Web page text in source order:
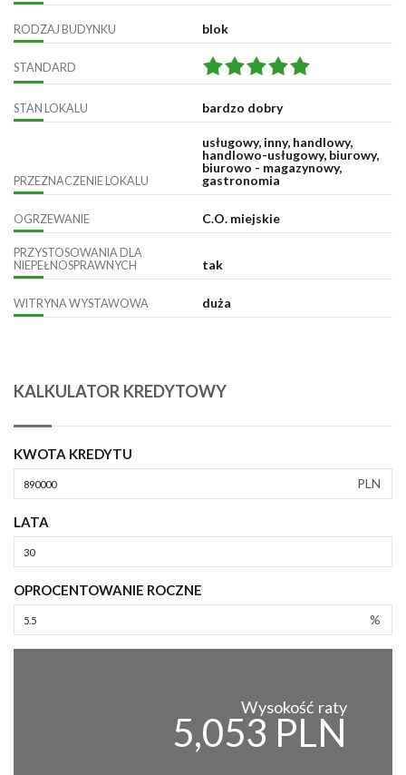
RODZAJ BUDYNKU blok
STANDARD
STAN LOKALU bardzo dobry
PRZEZNACZENIE LOKALU
usługowy, inny, handlowy,
handlowo-usługowy, biurowy,
biurowo - magazynowy,
gastronomia
OGRZEWANIE C.O. miejskie
PRZYSTOSOWANIA DLA
NIEPEŁNOSPRAWNYCH
tak
WITRYNA WYSTAWOWA duża
KALKULATOR KREDYTOWY
KWOTA KREDYTU
PLN
LATA
OPROCENTOWANIE ROCZNE
%
Wysokość raty
5,053 PLN